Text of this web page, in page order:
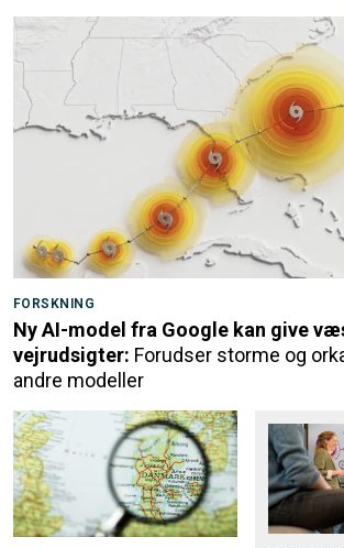
FORSKNING
Ny AI-model fra Google kan give
vejrudsigter: Forudser storme og
andre modeller